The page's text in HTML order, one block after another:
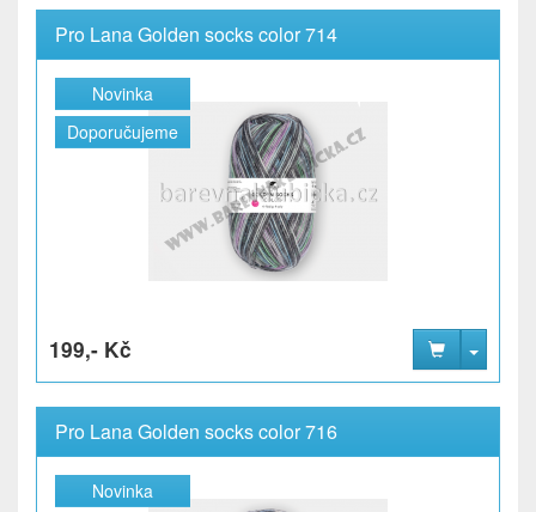
Pro Lana Golden socks color 714
Novinka
Doporučujeme
199,- Kč
Pro Lana Golden socks color 716
Novinka